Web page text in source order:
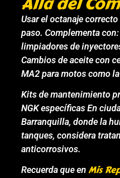
Usar el octanaje
paso. Complementa
limpiadores de
Cambios de aceite con
MA2 para motos como
Kits de mantenimiento
NGK específicas En
Barranquilla, donde la
tanques, considera
anticorrosivos.
Recuerda que enMis